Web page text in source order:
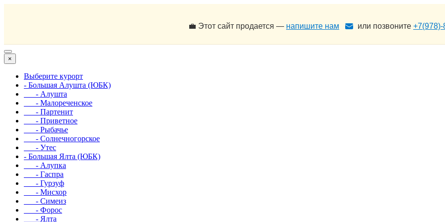
💼 Этот сайт продается — напишите нам или позвоните
×
Выберите курорт
- Большая Алушта (ЮБК)
- Алушта
- Малореченское
- Партенит
- Приветное
- Рыбачье
- Солнечногорское
- Утес
- Большая Ялта (ЮБК)
- Алупка
- Гаспра
- Гурзуф
- Мисхор
- Симеиз
- Форос
- Ялта